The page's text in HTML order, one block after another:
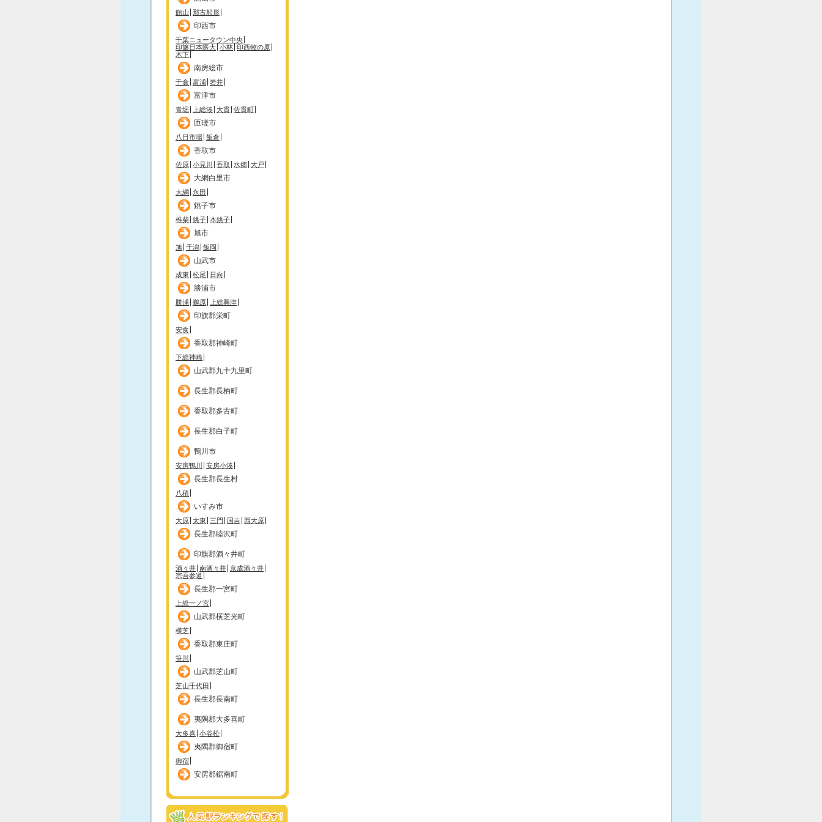
館山 那古船形
印西市
千葉ニュータウン中央
印旛日本医大 小林 印西牧の原
木下
南房総市
千倉 富浦 岩井
富津市
青堀 上総湊 大貫 佐貫町
匝瑳市
八日市場 飯倉
香取市
佐原 小見川 香取 水郷 大戸
大網白里市
大網 永田
銚子市
椎柴 銚子 本銚子
旭市
旭 干潟 飯岡
山武市
成東 松尾 日向
勝浦市
勝浦 鵜原 上総興津
印旗郡栄町
安食
香取郡神崎町
下総神崎
山武郡九十九里町
長生郡長柄町
香取郡多古町
長生郡白子町
鴨川市
安房鴨川 安房小湊
長生郡長生村
八積
いすみ市
大原 太東 三門 国吉 西大原
長生郡睦沢町
印旗郡酒々井町
酒々井 南酒々井 京成酒々井
宗吾参道
長生郡一宮町
上総一ノ宮
山武郡横芝光町
横芝
香取郡東庄町
笹川
山武郡芝山町
芝山千代田
長生郡長南町
夷隅郡大多喜町
大多喜 小谷松
夷隅郡御宿町
御宿
安房郡鋸南町